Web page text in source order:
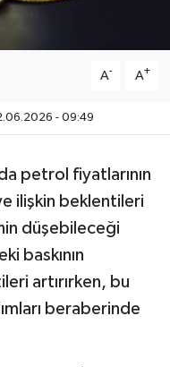
A- A+
- 09:49
petrol fiyatlarının
ilişkin beklentileri
düşebileceği
baskının
artırırken, bu
beraberinde